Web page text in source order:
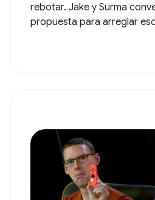
rebotar. Jake y Surma
propuesta para arreglar